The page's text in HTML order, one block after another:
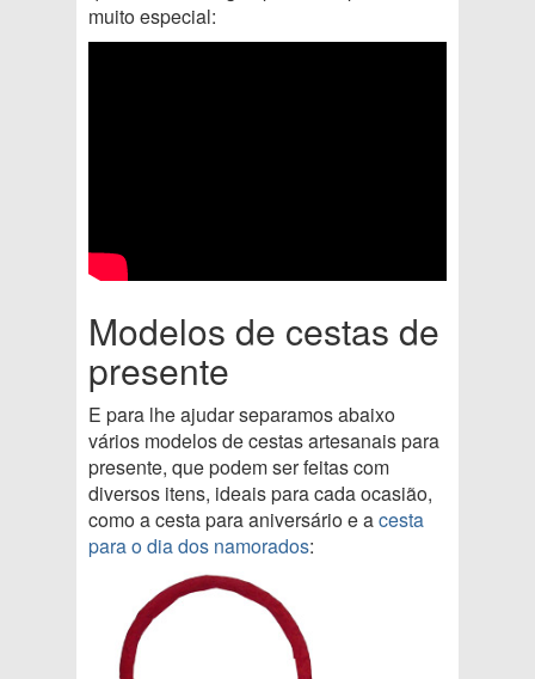
muito especial:
Modelos de cestas de
presente
E para lhe ajudar separamos abaixo
vários modelos de cestas artesanais para
presente, que podem ser feitas com
diversos itens, ideais para cada ocasião,
como a cesta para aniversário e acesta
para o dia dos namorados: